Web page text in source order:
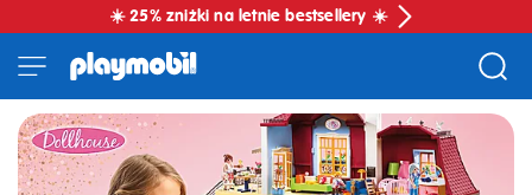
☀️ 25% zniżki na letnie bestsellery ☀️